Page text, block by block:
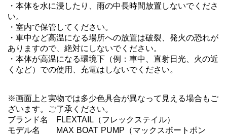
・本体を水に浸したり、雨の中長時間放置しないでくださ
い。
・室内で保管してください。
・車中など高温になる場所への放置は破裂、発火の恐れが
ありますので、絶対にしないでください。
・本体が高温になる環境下（例：車中、直射日光、火の近
くなど）での使用、充電はしないでください。
※画面上と実物では多少色具合が異なって見える場合もご
ざいます。ご了承ください。
ブランド名	FLEXTAIL（フレックステイル）
モデル名	MAX BOAT PUMP（マックスボートポン